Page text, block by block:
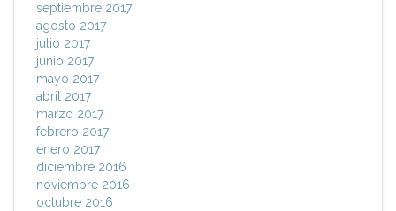
septiembre 2017
agosto 2017
julio 2017
junio 2017
mayo 2017
abril 2017
marzo 2017
febrero 2017
enero 2017
diciembre 2016
noviembre 2016
octubre 2016